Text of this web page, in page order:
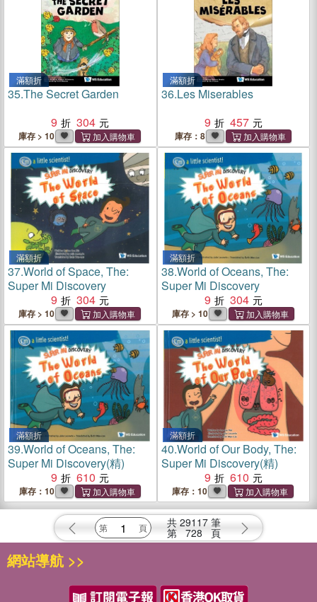
滿額折
35.The Secret Garden
9
304
庫存 > 10
滿額折
36.Les Miserables
9
457
庫存：8
滿額折
37.World of Space, The:
Super Mi Discovery
9
304
庫存 > 10
滿額折
38.World of Oceans, The:
Super Mi Discovery
9
304
庫存 > 10
滿額折
39.World of Oceans, The:
Super Mi Discovery(精)
9
610
庫存：10
滿額折
40.World of Our Body, The:
Super Mi Discovery(精)
9
610
庫存：10
共 29117 筆
第 728 頁
網站導航 >>